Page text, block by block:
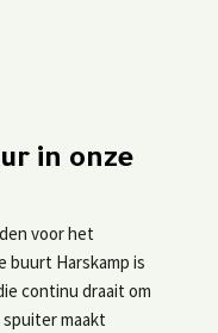
in onze
voor het
buurt Harskamp is
continu draait om
maakt